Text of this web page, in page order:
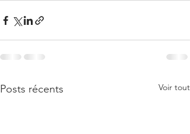
Posts récents Voir tout